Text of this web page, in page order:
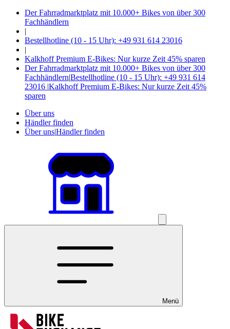
Der Fahrradmarktplatz mit 10.000+ Bikes von über 300
Fachhändlern
|
Bestellhotline (10 - 15 Uhr): +49 931 614 23016
|
Kalkhoff Premium E-Bikes: Nur kurze Zeit 45% sparen
Der Fahrradmarktplatz mit 10.000+ Bikes von über 300
Fachhändlern|Bestellhotline (10 - 15 Uhr): +49 931 614
23016 |Kalkhoff Premium E-Bikes: Nur kurze Zeit 45%
sparen
Über uns
Händler finden
Über uns|Händler finden
Menü